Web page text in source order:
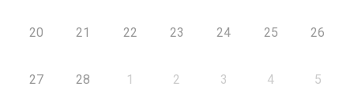
20 21 22 23 24 25 26
27 28 1 2 3 4 5